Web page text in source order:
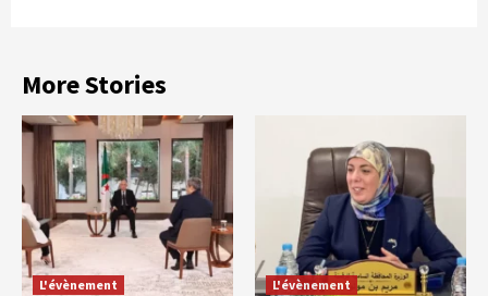
More Stories
L'évènement L'évènement